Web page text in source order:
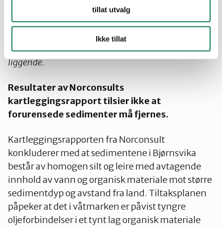
tillat utvalg
Ikke tillat
påvirkning på økosystemene i sjøen og i
våtmarksområdet, verken i forkant eller i etterkant
av en eventuell opprydding. Heller ikke er det vurdert
økologiske konsekvenser ved å la sedimentene bli
liggende.
Resultater av Norconsults
kartleggingsrapport tilsier ikke at
forurensede sedimenter må fjernes.
Kartleggingsrapporten fra Norconsult
konkluderer med at sedimentene i Bjørnsvika
består av homogen silt og leire med avtagende
innhold av vann og organisk materiale mot større
sedimentdyp og avstand fra land. Tiltaksplanen
påpeker at det i våtmarken er påvist tyngre
oljeforbindelser i et tynt lag organisk materiale